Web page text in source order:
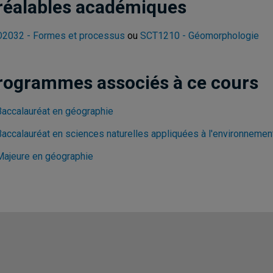
académiques
- Formes et processus ou SCT1210 - Géomorphologie
associés à ce cours
en géographie
en sciences naturelles appliquées à
en géographie